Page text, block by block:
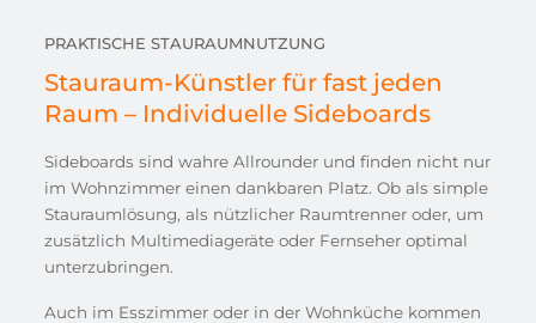
PRAKTISCHE STAURAUMNUTZUNG
Stauraum-Künstler für fast jeden
Raum – Individuelle Sideboards
Sideboards sind wahre Allrounder und finden nicht nur
im Wohnzimmer einen dankbaren Platz. Ob als simple
Stauraumlösung, als nützlicher Raumtrenner oder, um
zusätzlich Multimediageräte oder Fernseher optimal
unterzubringen.
Auch im Esszimmer oder in der Wohnküche kommen